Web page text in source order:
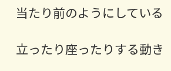
当たり前のようにしている
立ったり座ったりする動き